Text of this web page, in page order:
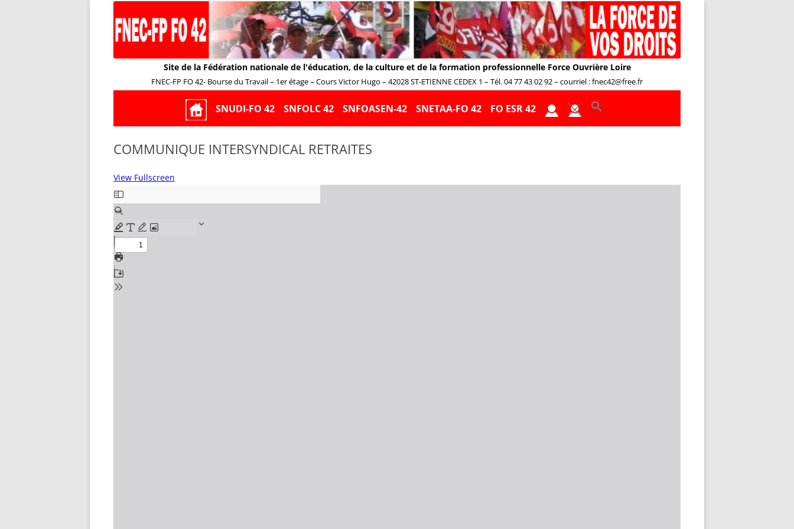
Site de la Fédération nationale de l'éducation, de la culture et de la formation professionnelle Force Ouvrière Loire
FNEC-FP FO 42- Bourse du Travail – 1er étage – Cours Victor Hugo – 42028 ST-ETIENNE CEDEX 1 – Tél. 04 77 43 02 92 – courriel : fnec42@free.fr
Aller
contenu
SNUDI-FO 42 SNFOLC 42 SNFOASEN-42 SNETAA-FO 42 FO ESR 42
COMMUNIQUE INTERSYNDICAL RETRAITES
View Fullscreen